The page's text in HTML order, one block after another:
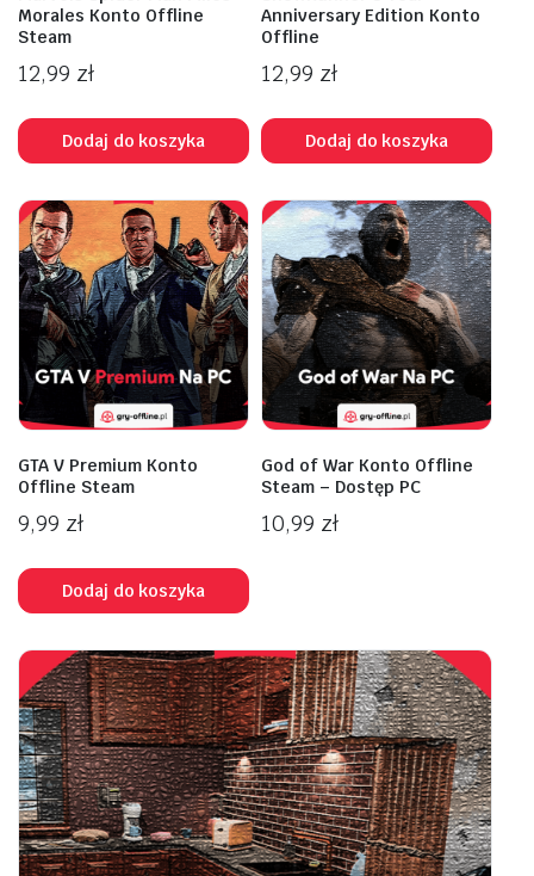
Morales Konto Offline
Steam
12,99 zł
Dodaj do koszyka
Anniversary Edition Konto
Offline
12,99 zł
Dodaj do koszyka
GTA V Premium Konto
Offline Steam
9,99 zł
Dodaj do koszyka
God of War Konto Offline
Steam – Dostęp PC
10,99 zł